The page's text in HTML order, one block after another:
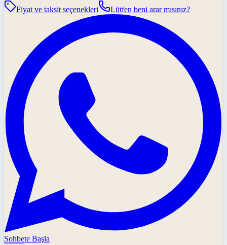
Fiyat ve taksit seçenekleri
Lütfen beni arar mısınız?
Sohbete Başla